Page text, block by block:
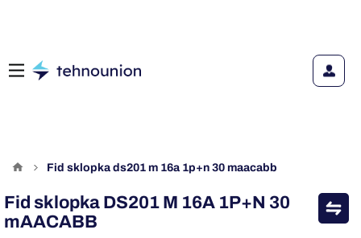
fid sklopka ds201 m 16a 1p+n 30 maacabb
Fid sklopka DS201 M 16A 1P+N 30
mAACABB